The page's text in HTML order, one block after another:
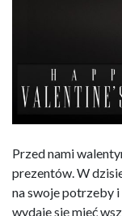
Przed nami
prezentów. W
na swoje potrzeby
wydaje się mieć